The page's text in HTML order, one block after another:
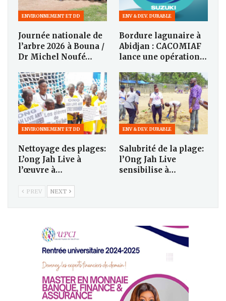
ENVIRONNEMENT ET DD
Journée nationale de
l’arbre 2026 à Bouna /
Dr Michel Noufé…
ENV & DEV. DURABLE
Bordure lagunaire à
Abidjan : CACOMIAF
lance une opération…
ENVIRONNEMENT ET DD
Nettoyage des plages:
L’ong Jah Live à
l’œuvre à…
ENV & DEV. DURABLE
Salubrité de la plage:
l’Ong Jah Live
sensibilise à…
PREV NEXT